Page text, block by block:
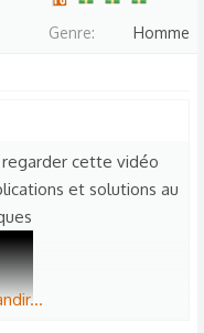
Genre Homme
regarder cette vidéo
et solutions au